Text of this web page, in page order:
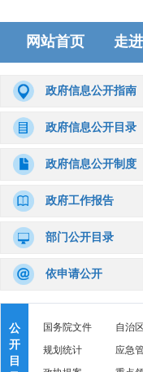
网站首页 走
政府信息公开指南
政府信息公开目录
政府信息公开制度
政府工作报告
部门公开目录
依申请公开
公
开
目
国务院文件 自治
规划统计
应急